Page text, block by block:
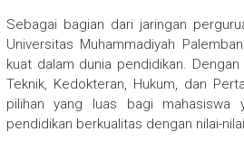
Sebagai bagian dari jaringan
Universitas Muhammadiyah
kuat dalam dunia pendidikan.
Teknik, Kedokteran, Hukum, dan
pilihan yang luas bagi mahasiswa
pendidikan berkualitas dengan nilai-